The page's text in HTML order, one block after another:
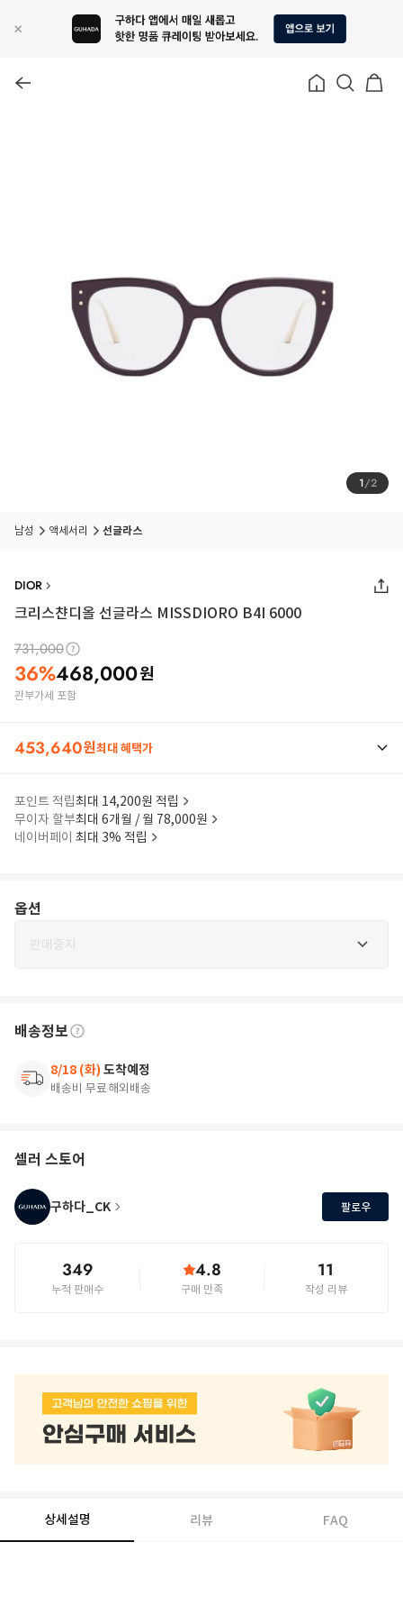
1/2
남성 액세서리 선글라스
DIOR
크리스챤디올 선글라스 MISSDIORO B4I 6000
731,000
36%468,000원
관부가세 포함
453,640원최대 혜택가
포인트 적립최대 14,200원 적립
무이자 할부최대 6개월 / 월 78,000원
네이버페이 최대 3% 적립
옵션
판매중지
배송정보
8/18 (화) 도착예정
배송비 무료해외배송
셀러 스토어
구하다_CK 팔로우
349
누적 판매수
4.8
구매 만족
11
작성 리뷰
상세설명 리뷰 FAQ